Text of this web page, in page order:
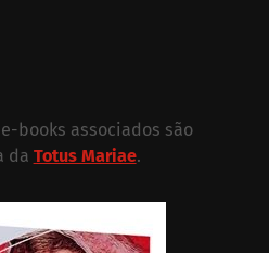
books associados são
da Totus Mariae.